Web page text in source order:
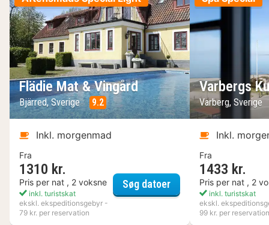
Flädie Mat & Vingård
Bjärred, Sverige 9.2
Inkl. morgenmad
Fra
1310 kr.
Pris per nat , 2 voksne
inkl. turistskat
ekskl. ekspeditionsgebyr -
79 kr. per reservation
Søg datoerFlädie Mat & Vingård
Varbergs
Varberg, Sverige
Inkl.
Fra
1433 kr.
Pris per nat , 2
inkl. turistskat
ekskl.
99 kr. per reservation